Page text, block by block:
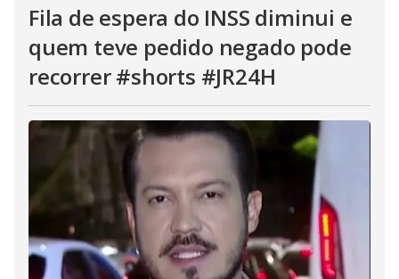
Fila de espera do INSS diminui e
quem teve pedido negado pode
recorrer #shorts #JR24H